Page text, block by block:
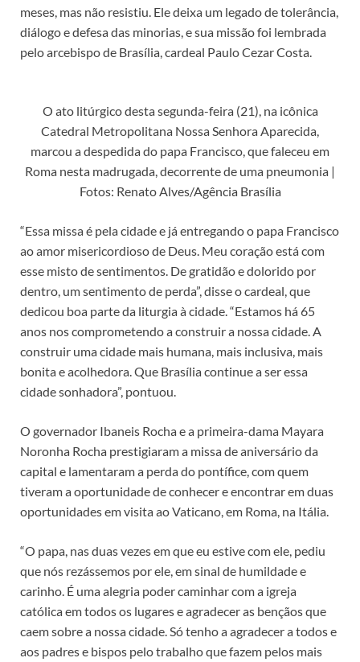
meses, mas não resistiu. Ele deixa um legado de tolerância,
diálogo e defesa das minorias, e sua missão foi lembrada
pelo arcebispo de Brasília, cardeal Paulo Cezar Costa.
O ato litúrgico desta segunda-feira (21), na icônica
Catedral Metropolitana Nossa Senhora Aparecida,
marcou a despedida do papa Francisco, que faleceu em
Roma nesta madrugada, decorrente de uma pneumonia |
Fotos: Renato Alves/Agência Brasília
“Essa missa é pela cidade e já entregando o papa Francisco
ao amor misericordioso de Deus. Meu coração está com
esse misto de sentimentos. De gratidão e dolorido por
dentro, um sentimento de perda”, disse o cardeal, que
dedicou boa parte da liturgia à cidade. “Estamos há 65
anos nos comprometendo a construir a nossa cidade. A
construir uma cidade mais humana, mais inclusiva, mais
bonita e acolhedora. Que Brasília continue a ser essa
cidade sonhadora”, pontuou.
O governador Ibaneis Rocha e a primeira-dama Mayara
Noronha Rocha prestigiaram a missa de aniversário da
capital e lamentaram a perda do pontífice, com quem
tiveram a oportunidade de conhecer e encontrar em duas
oportunidades em visita ao Vaticano, em Roma, na Itália.
“O papa, nas duas vezes em que eu estive com ele, pediu
que nós rezássemos por ele, em sinal de humildade e
carinho. É uma alegria poder caminhar com a igreja
católica em todos os lugares e agradecer as bençãos que
caem sobre a nossa cidade. Só tenho a agradecer a todos e
aos padres e bispos pelo trabalho que fazem pelos mais